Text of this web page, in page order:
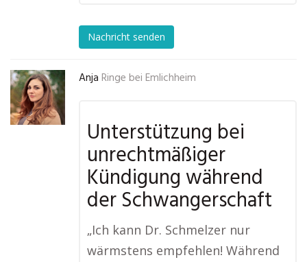
Nachricht senden
Anja Ringe bei Emlichheim
Unterstützung bei
unrechtmäßiger
Kündigung während
der Schwangerschaft
„Ich kann Dr. Schmelzer nur
wärmstens empfehlen! Während